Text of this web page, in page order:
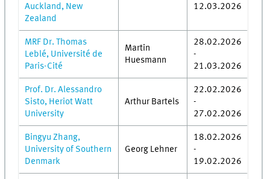
Auckland, New
Zealand
12.03.2026
MRF Dr. Thomas
Leblé, Université de
Paris-Cité
Martin
Huesmann
28.02.2026
-
21.03.2026
Prof. Dr. Alessandro
Sisto, Heriot Watt
University
Arthur Bartels
22.02.2026
-
27.02.2026
Bingyu Zhang,
University of Southern
Denmark
Georg Lehner
18.02.2026
-
19.02.2026